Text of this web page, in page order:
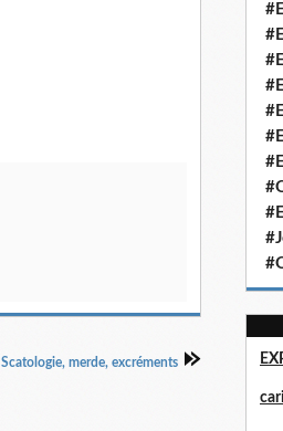
Scatologie, merde, excréments